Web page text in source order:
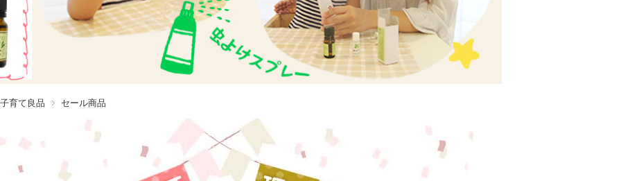
育て良品 セール商品